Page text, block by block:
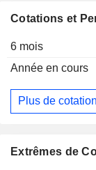
Cotations et
6 mois
Année en cours
Plus de
Extrêmes de